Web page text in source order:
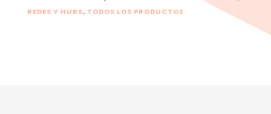
REDES Y HUBS, TODOS LOS PRODUCTOS